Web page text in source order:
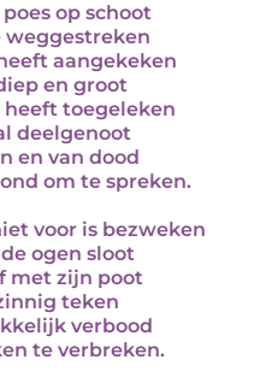
op schoot
weggestreken
aangekeken
en groot
toegeleken
deelgenoot
en van dood
om te spreken.
voor is bezweken
ogen sloot
met zijn poot
teken
verbood
te verbreken.